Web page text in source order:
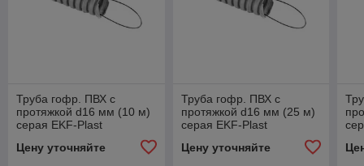
Труба гофр. ПВХ с
протяжкой d16 мм (10 м)
серая EKF-Plast
Цену уточняйте
Труба гофр. ПВХ с
протяжкой d16 мм (25 м)
серая EKF-Plast
Цену уточняйте